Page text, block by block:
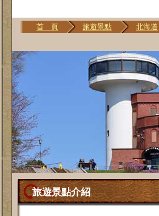
首 頁 旅遊景點 北海道
旅遊景點介紹